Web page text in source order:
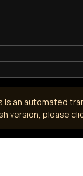
is an automated
version, please